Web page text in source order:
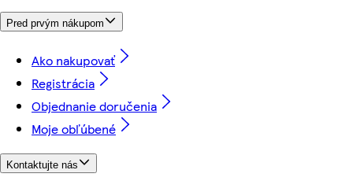
Pred prvým nákupom
Ako nakupovať
Registrácia
Objednanie doručenia
Moje obľúbené
Kontaktujte nás